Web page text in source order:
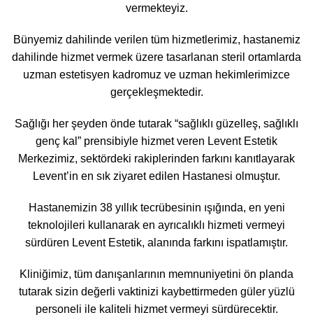
vermekteyiz.
Bünyemiz dahilinde verilen tüm hizmetlerimiz, hastanemiz
dahilinde hizmet vermek üzere tasarlanan steril ortamlarda
uzman estetisyen kadromuz ve uzman hekimlerimizce
gerçekleşmektedir.
Sağlığı her şeyden önde tutarak “sağlıklı güzelleş, sağlıklı
genç kal” prensibiyle hizmet veren Levent Estetik
Merkezimiz, sektördeki rakiplerinden farkını kanıtlayarak
Levent’in en sık ziyaret edilen Hastanesi olmuştur.
Hastanemizin 38 yıllık tecrübesinin ışığında, en yeni
teknolojileri kullanarak en ayrıcalıklı hizmeti vermeyi
sürdüren Levent Estetik, alanında farkını ispatlamıştır.
Kliniğimiz, tüm danışanlarının memnuniyetini ön planda
tutarak sizin değerli vaktinizi kaybettirmeden güler yüzlü
personeli ile kaliteli hizmet vermeyi sürdürecektir.